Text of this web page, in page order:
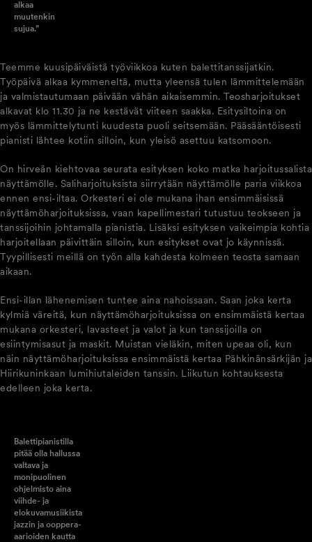
alkaa
muutenkin
sujua.”
Teemme kuusipäiväistä työviikkoa kuten balettitanssijatkin.
Työpäivä alkaa kymmeneltä, mutta yleensä tulen lämmittelemään
ja valmistautumaan päivään vähän aikaisemmin. Teosharjoitukset
alkavat klo 11.30 ja ne kestävät viiteen saakka. Esitysiltoina on
myös lämmittelytunti kuudesta puoli seitsemään. Pääsääntöisesti
pianisti lähtee kotiin silloin, kun yleisö asettuu katsomoon.
On hirveän kiehtovaa seurata esityksen koko matka harjoitussalista
näyttämölle. Saliharjoituksista siirrytään näyttämölle paria viikkoa
ennen ensi-iltaa. Orkesteri ei ole mukana ihan ensimmäisissä
näyttämöharjoituksissa, vaan kapellimestari tutustuu teokseen ja
tanssijoihin johtamalla pianistia. Lisäksi esityksen vaikeimpia kohtia
harjoitellaan päivittäin silloin, kun esitykset ovat jo käynnissä.
Tyypillisesti meillä on työn alla kahdesta kolmeen teosta samaan
aikaan.
Ensi-illan lähenemisen tuntee aina nahoissaan. Saan joka kerta
kylmiä väreitä, kun näyttämöharjoituksissa on ensimmäistä kertaa
mukana orkesteri, lavasteet ja valot ja kun tanssijoilla on
esiintymisasut ja maskit. Muistan vieläkin, miten upeaa oli, kun
näin näyttämöharjoituksissa ensimmäistä kertaa Pähkinänsärkijän ja
Hiirikuninkaan lumihiutaleiden tanssin. Liikutun kohtauksesta
edelleen joka kerta.
Balettipianistilla
pitää olla hallussa
valtava ja
monipuolinen
ohjelmisto aina
viihde- ja
elokuvamusiikista
jazzin ja ooppera-
aarioiden kautta